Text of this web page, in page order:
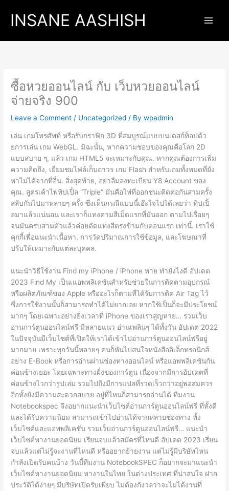
contentINSANE AASHISH
ซื้อหวยออนไลน์ กับ เว็บหวยออนไลน์
จ่ายจริง 900
Leave a Comment / Uncategorized / Bywpadmin
เล่น เกมโทรศัพท์ หรือรับกราฟิก 3D ที่สมบูรณ์แบบบนเดสก์ท็อปด้ว
ยการเล่น เกม WebGL. มิฉะนั้น, หากความชอบของคุณคือโลก 2D
แบบสบาย ๆ, แล้ว เกม HTML5 จะเหมาะกับคุณ. หากคุณต้องการเพิ่ม
ความคิดถึง, เยี่ยมชมไฟล์เก็บถาวร เกม Flash สำหรับเกมทั้งหมดที่ยัง
หาไม่ได้จากที่อื่น. สิ่งสุดท้าย, อย่าลืมลงทะเบียน Y8 Account ของ
คุณ. สูตรเค้าไพ่ทิปเปิ้ล “Triple” มันคือไพ่ที่ออกชนะติดต่อกันสามครั้ง
สลับกันไปมาหลายๆ ครั้ง ซึ่งเห็นกรณีแบบนี้เอ๊ะใจไปได้เลยว่า ทิปเปิ้
ลมาแล้วแน่นอน และเราก็แทงตามสีเม็ดแรกที่มันออก ตามไปเรื่อยๆ
จนมันครบสามตัวแล้วค่อยตัดแทงสีตรงข้ามกับตอนแรก เท่านี้. เราใช้
คุกกี้เพื่อแนะนำเนื้อหา, การวัดปริมาณการใช้ข้อมูล, และโฆษณาที่
ปรับให้เหมาะกับแต่ละบุคคล.
แนะนำวิธีใช้งาน Find my iPhone / iPhone หาย ทำยังไงดี อัปเดต
2023 Find My เป็นเแอพพลิเคชันสำหรับช่วยในการติดตามอุปกรณ์
หรือผลิตภัณฑ์ของ Apple หรืออะไรก็ตามที่ได้รับการติด Air Tag ไว้
ซึ่งการใช้งานนั้นก็สามารถทำได้ไม่ยากเลย หากใช้เป็นก็จะมีประโยชน์
มากๆ โดยเฉพาะอย่างยิ่งเวลาที่ iPhone ของเราสูญหาย… รวมเว็บ
อ่านการ์ตูนออนไลน์ฟรี มีหลายแนว อ่านเพลินๆ ได้ทั้งวัน อัปเดต 2022
ในปัจจุบันมีเว็บไซต์ที่เปิดให้เราได้เข้าไปอ่านการ์ตูนออนไลน์ฟรีอยู่
มากมาย เพราะทุกวันนี้หลายๆ คนก็หันไปสนใจหนังสืออิเล็กทรอนิกส์
อย่าง E-Book หรือการอ่านผ่านช่องทางออนไลน์ หรือแอพพลิเคชันกัน
ค่อนข้างเยอะ โดยเฉพาะทางฝั่งของการ์ตูน เนื่องจากมีการอัปเดตที่
ค่อนข้างไวกว่ารูปเล่ม รวมไปถึงมีการแปลที่รวดเร็วกว่าอยู่พอสมควร
อีกทั้งยังมีความสะดวกสบาย อยู่ที่ไหนก็สามารถอ่านได้ ทีมงาน
Notebookspec จึงอยากแนะนำเว็บไซต์อ่านการ์ตูนออนไลน์ฟรี ที่ทั้งดี
และได้รับความนิยม สามารถเข้าไปอ่านได้จากหลายช่องทาง ทั้ง
เว็บไซต์และแอพพลิเคชัน รวมเว็บอ่านการ์ตูนออนไลน์ฟรี… แนะนำ
เว็บไซต์หางานยอดนิยม เรียนจบแล้วสมัครที่ไหนดี อัปเดต 2023 เรียน
จบแล้วแต่ไม่รู้จะงานที่ไหนดี หรืออยากย้ายงาน แต่ไม่รู้มีบริษัทไหน
กำลังเปิดรับคนบ้าง วันนี้ทีมงาน NotebookSPEC ก็อยากจะมาแนะนำ
เว็บไซต์หางานยอดนิยม หางานในไทย ในต่างประเทศ ที่น่าสนใจ ฝาก
ประวัติได้ง่ายๆ มีบริษัทเปิดรับเพียบ ไม่ต้องกังวลว่าจะไม่ได้งานที่